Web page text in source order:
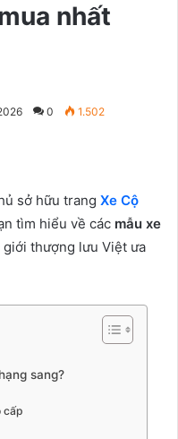
nhất
0 1.502
sở hữu trang Xe Cộ
tìm hiểu về các mẫu xe
giới thượng lưu Việt ưa
sang?
cấp